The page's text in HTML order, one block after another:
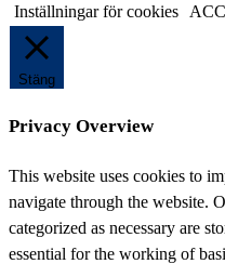
Inställningar för cookies
Stäng
Privacy Overview
This website uses cookies to
navigate through the website.
categorized as necessary are
essential for the working of